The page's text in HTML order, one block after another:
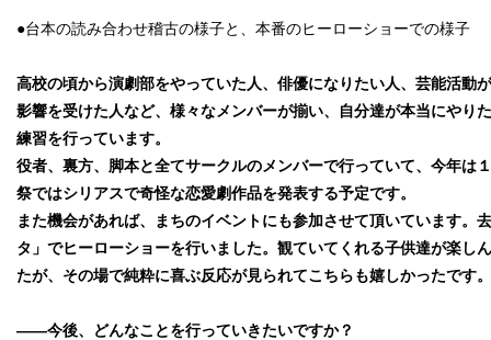
●台本の読み合わせ稽古の様子と、本番のヒーローショーでの様子
高校の頃から演劇部をやっていた人、俳優になりたい人、芸能活動
影響を受けた人など、様々なメンバーが揃い、自分達が本当にやり
練習を行っています。
役者、裏方、脚本と全てサークルのメンバーで行っていて、今年は
祭ではシリアスで奇怪な恋愛劇作品を発表する予定です。
また機会があれば、まちのイベントにも参加させて頂いています。
タ」でヒーローショーを行いました。観ていてくれる子供達が楽し
たが、その場で純粋に喜ぶ反応が見られてこちらも嬉しかったです。
――今後、どんなことを行っていきたいですか？